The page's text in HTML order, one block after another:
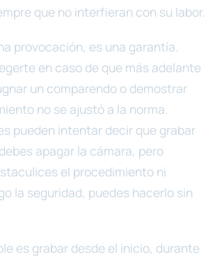
que no interfieran con su labor.
provocación, es una garantía.
en caso de que más adelante
un comparendo o demostrar
no se ajustó a la norma.
pueden intentar decir que grabar
apagar la cámara, pero
el procedimiento ni
la seguridad, puedes hacerlo sin
es grabar desde el inicio, durante